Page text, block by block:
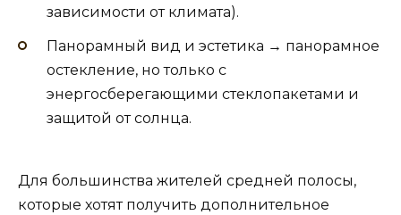
зависимости от климата).
Панорамный вид и эстетика → панорамное
остекление, но только с
энергосберегающими стеклопакетами и
защитой от солнца.
Для большинства жителей средней полосы,
которые хотят получить дополнительное